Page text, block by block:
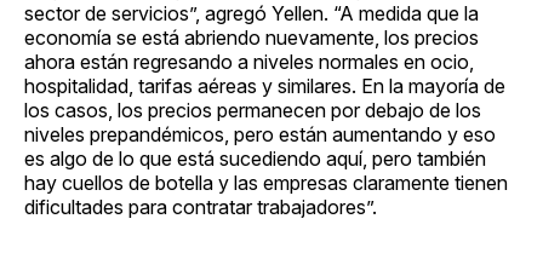
sector de servicios”, agregó Yellen. “A medida que la
economía se está abriendo nuevamente, los precios
ahora están regresando a niveles normales en ocio,
hospitalidad, tarifas aéreas y similares. En la mayoría de
los casos, los precios permanecen por debajo de los
niveles prepandémicos, pero están aumentando y eso
es algo de lo que está sucediendo aquí, pero también
hay cuellos de botella y las empresas claramente tienen
dificultades para contratar trabajadores”.